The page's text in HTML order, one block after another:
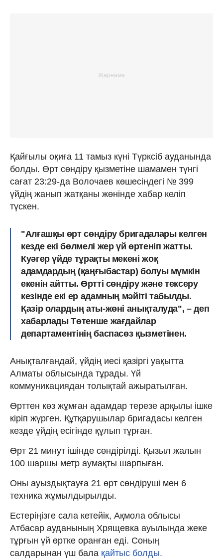
Қайғылы оқиға 11 тамыз күні Түрксіб ауданында
болды. Өрт сөндіру қызметіне шамамен түнгі
cағат 23:29-да Волочаев көшесіндегі № 399
үйдің жанып жатқаны жөнінде хабар келіп
түскен.
"Алғашқы өрт сөндіру бригадалары келген
кезде екі бөлмелі жер үй өртеніп жатты.
Куәгер үйде тұрақты мекені жоқ
адамдардың (қаңғыбастар) болуы мүмкін
екенін айтты. Өртті сөндіру және тексеру
кезінде екі ер адамның мәйіті табылды.
Қазір олардың аты-жөні анықталуда", – деп
хабарлады Төтенше жағдайлар
департаментінің баспасөз қызметінен.
Анықталғандай, үйдің иесі қазіргі уақытта
Алматы облысында тұрады. Үй
коммуникациядан толықтай ажыратылған.
Өрттен көз жұмған адамдар терезе арқылы ішке
кіріп жүрген. Құтқарушылар бригадасы келген
кезде үйдің есігінде құлып тұрған.
Өрт 21 минут ішінде сөндірілді. Қызыл жалын
100 шаршы метр аумақты шарпыған.
Оны ауыздықтауға 21 өрт сөндіруші мен 6
техника жұмылдырылды.
Естеріңізге сала кетейік, Ақмола облысы
Атбасар ауданының Хрящевка ауылында жеке
тұрғын үй өртке оранған еді. Соның
салдарынан үш бала қайтыс болды.